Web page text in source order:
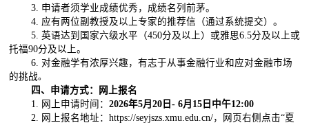
3. 申请者须学业成绩优秀，成绩名列前茅。
4. 应有两位副教授及以上专家的推荐信（通过系统提交） 。
5. 英语达到国家六级水平（450分及以上）或雅思6.5分及以上或
托福90分及以上。
6. 对金融学有浓厚兴趣，有志于从事金融行业和应对金融市场
的挑战。
四、申请方式：网上报名
1.
网上申请时间： 2026年5月 20日 - 6月 15日中午12:00
2.
网上报名地址： https://seyjszs.xmu.edu.cn/，网页右侧点击“夏